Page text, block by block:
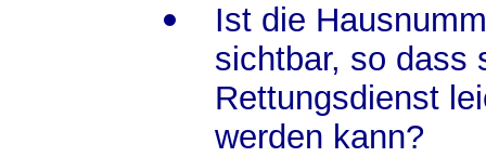
Ist die
sichtbar, so dass
Rettungsdienst
werden kann?